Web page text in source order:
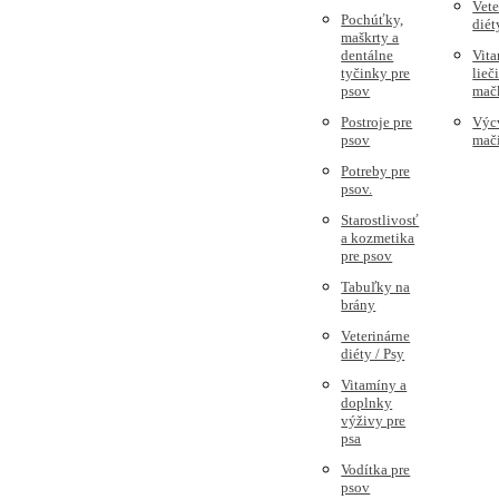
Pochúťky,
maškrty a
dentálne
tyčinky pre
psov
Postroje pre
psov
Potreby pre
psov.
Starostlivosť
a kozmetika
pre psov
Tabuľky na
brány
Veterinárne
diéty / Psy
Vitamíny a
doplnky
výživy pre
psa
Vodítka pre
psov